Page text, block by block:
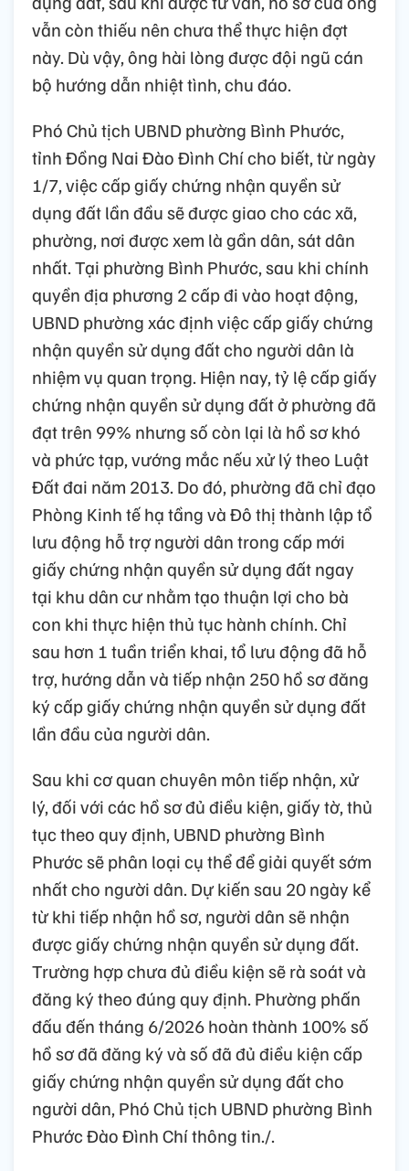
vẫn còn thiếu nên chưa thể thực hiện đợt
này. Dù vậy, ông hài lòng được đội ngũ cán
bộ hướng dẫn nhiệt tình, chu đáo.
Phó Chủ tịch UBND phường Bình Phước,
tỉnh Đồng Nai Đào Đình Chí cho biết, từ ngày
1/7, việc cấp giấy chứng nhận quyền sử
dụng đất lần đầu sẽ được giao cho các xã,
phường, nơi được xem là gần dân, sát dân
nhất. Tại phường Bình Phước, sau khi chính
quyền địa phương 2 cấp đi vào hoạt động,
UBND phường xác định việc cấp giấy chứng
nhận quyền sử dụng đất cho người dân là
nhiệm vụ quan trọng. Hiện nay, tỷ lệ cấp giấy
chứng nhận quyền sử dụng đất ở phường đã
đạt trên 99% nhưng số còn lại là hồ sơ khó
và phức tạp, vướng mắc nếu xử lý theo Luật
Đất đai năm 2013. Do đó, phường đã chỉ đạo
Phòng Kinh tế hạ tầng và Đô thị thành lập tổ
lưu động hỗ trợ người dân trong cấp mới
giấy chứng nhận quyền sử dụng đất ngay
tại khu dân cư nhằm tạo thuận lợi cho bà
con khi thực hiện thủ tục hành chính. Chỉ
sau hơn 1 tuần triển khai, tổ lưu động đã hỗ
trợ, hướng dẫn và tiếp nhận 250 hồ sơ đăng
ký cấp giấy chứng nhận quyền sử dụng đất
lần đầu của người dân.
Sau khi cơ quan chuyên môn tiếp nhận, xử
lý, đối với các hồ sơ đủ điều kiện, giấy tờ, thủ
tục theo quy định, UBND phường Bình
Phước sẽ phân loại cụ thể để giải quyết sớm
nhất cho người dân. Dự kiến sau 20 ngày kể
từ khi tiếp nhận hồ sơ, người dân sẽ nhận
được giấy chứng nhận quyền sử dụng đất.
Trường hợp chưa đủ điều kiện sẽ rà soát và
đăng ký theo đúng quy định. Phường phấn
đấu đến tháng 6/2026 hoàn thành 100% số
hồ sơ đã đăng ký và số đã đủ điều kiện cấp
giấy chứng nhận quyền sử dụng đất cho
người dân, Phó Chủ tịch UBND phường Bình
Phước Đào Đình Chí thông tin./.